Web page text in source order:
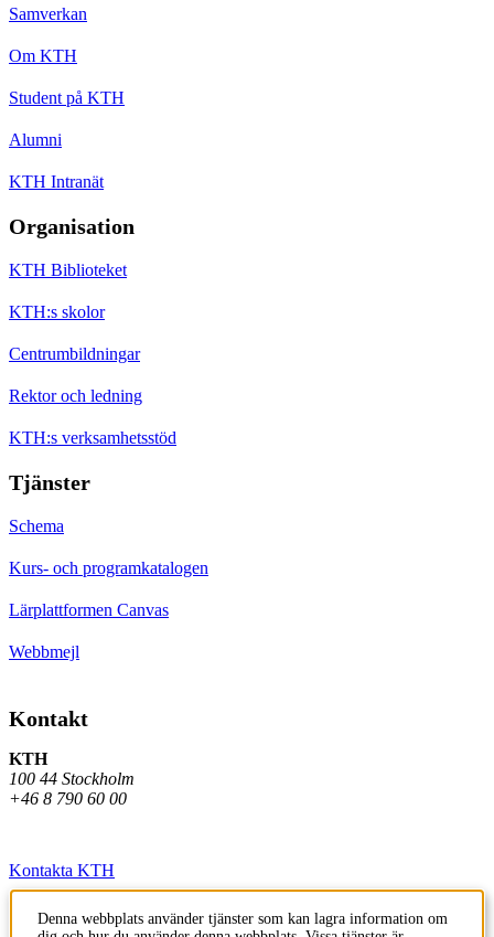
Samverkan
Om KTH
Student på KTH
Alumni
KTH Intranät
Organisation
KTH Biblioteket
KTH:s skolor
Centrumbildningar
Rektor och ledning
KTH:s verksamhetsstöd
Tjänster
Schema
Kurs- och programkatalogen
Lärplattformen Canvas
Webbmejl
Kontakt
KTH
100 44 Stockholm
+46 8 790 60 00
Kontakta KTH
Jobba på KTH
Denna webbplats använder tjänster som kan lagra information om